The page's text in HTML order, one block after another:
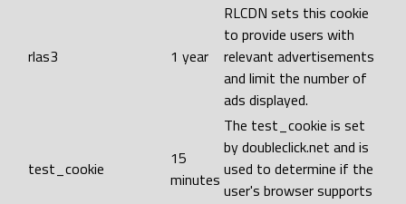
rlas3 1 year
RLCDN sets this cookie
to provide users with
relevant advertisements
and limit the number of
ads displayed.
test_cookie
15
minutes
The test_cookie is set
by doubleclick.net and is
used to determine if the
user's browser supports